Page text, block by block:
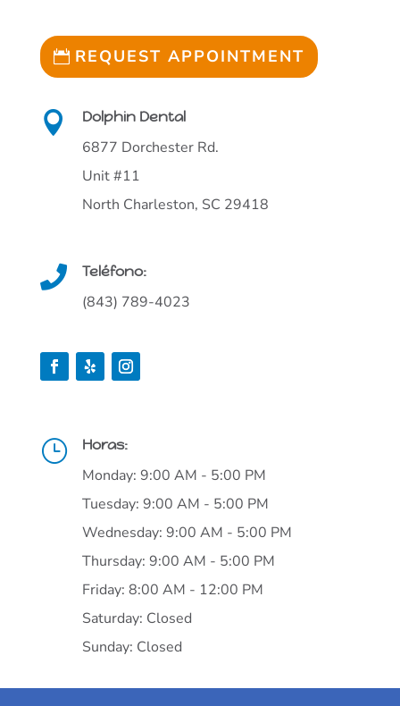
REQUEST APPOINTMENT
 Dolphin Dental
6877 Dorchester Rd.
Unit #11
North Charleston, SC 29418
 Teléfono:
(843) 789-4023
} Horas:
Monday: 9:00 AM - 5:00 PM
Tuesday: 9:00 AM - 5:00 PM
Wednesday: 9:00 AM - 5:00 PM
Thursday: 9:00 AM - 5:00 PM
Friday: 8:00 AM - 12:00 PM
Saturday: Closed
Sunday: Closed